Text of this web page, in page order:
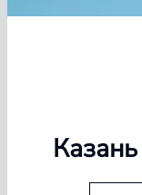
Группа компаний
Казань